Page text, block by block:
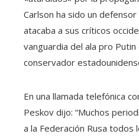
Carlson ha sido un
atacaba a sus críticos
vanguardia del ala pro
conservador
En una llamada telefónica
Peskov dijo: “Muchos
a la Federación Rusa todos